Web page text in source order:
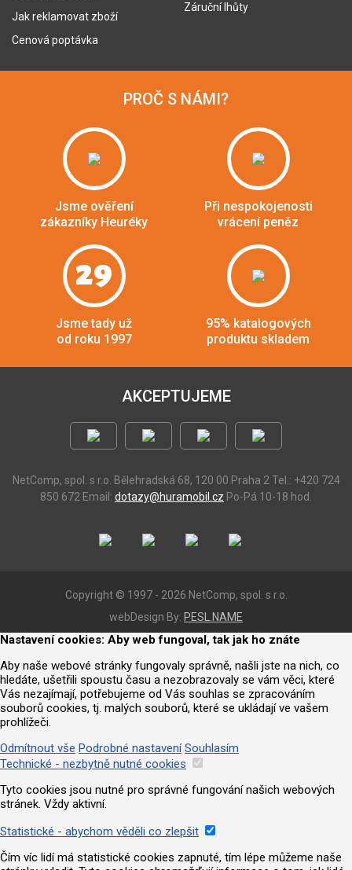
Jak reklamovat zboží
Cenová poptávka
Záruční lhůty
PROČ S NÁMI?
Jsme ověření
zákazníky Heuréky
Při nespokojenosti
vrácení peněz
29
Jsme tady už
od roku 1997
95% katalogových
produktu skladem
AKCEPTUJEME
NetComp, spol. s r.o. Bělehradská 68, 120 00 Praha 2 Tel.: +420 724
850 672 Email: dotazy@huramobil.cz Po-Pá 10-18 hod.
Copyright © 1997 - 2026 NetComp, spol. s r.o.
webDesign By: PESL.NAME
Nastavení cookies: Aby web fungoval, tak jak ho znáte
Aby naše webové stránky fungovaly správně, našli jste na nich, co
hledáte, ušetřili spoustu času a nezobrazovaly se vám věci, které
Vás nezajímají, potřebujeme od Vás souhlas se zpracováním
souborů cookies, tj. malých souborů, které se ukládají ve vašem
prohlížeči.
Odmítnout vše Podrobné nastavení Souhlasím
Technické - nezbytně nutné cookies
Tyto cookies jsou nutné pro správné fungování našich webových
stránek. Vždy aktivní.
Statistické - abychom věděli co zlepšit
Čím víc lidí má statistické cookies zapnuté, tím lépe můžeme naše